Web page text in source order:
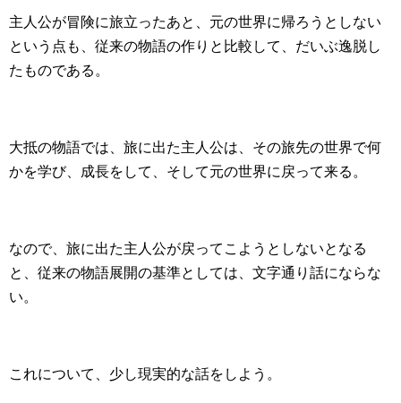
主人公が冒険に旅立ったあと、元の世界に帰ろうとしない
という点も、従来の物語の作りと比較して、だいぶ逸脱し
たものである。
大抵の物語では、旅に出た主人公は、その旅先の世界で何
かを学び、成長をして、そして元の世界に戻って来る。
なので、旅に出た主人公が戻ってこようとしないとなる
と、従来の物語展開の基準としては、文字通り話にならな
い。
これについて、少し現実的な話をしよう。